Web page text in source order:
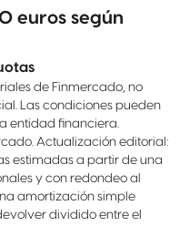
euros según
de Finmercado, no
Las condiciones pueden
entidad financiera.
Actualización editorial:
estimadas a partir de una
y con redondeo al
amortización simple
dividido entre el